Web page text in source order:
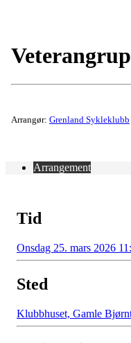
Arrangør: Grenland Sykleklubb
Arrangement
Tid
Onsdag 25. mars 2026
Sted
Klubbhuset, Gamle